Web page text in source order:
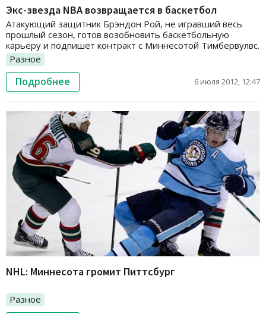
Экс-звезда NBA возвращается в баскетбол
Атакующий защитник Брэндон Рой, не игравший весь
прошлый сезон, готов возобновить баскетбольную
карьеру и подпишет контракт с Миннесотой Тимбервулвс.
Разное
Подробнее 6 июля 2012, 12:47
NHL: Миннесота громит Питтсбург
Разное